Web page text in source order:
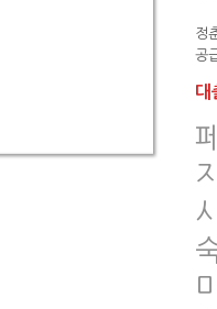
정
공
대